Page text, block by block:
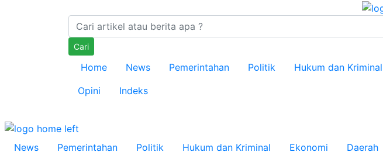
Cari
Home News Pemerintahan Politik Hukum dan Kriminal
Opini
Indeks
News Pemerintahan Politik Hukum dan Kriminal Ekonomi Daerah